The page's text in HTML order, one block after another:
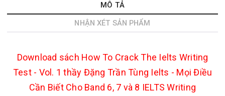
MÔ TẢ
NHẬN XÉT SẢN PHẨM
Download sách How To Crack The Ielts Writing
Test - Vol. 1 thầy Đặng Trần Tùng Ielts - Mọi Điều
Cần Biết Cho Band 6, 7 và 8 IELTS Writing